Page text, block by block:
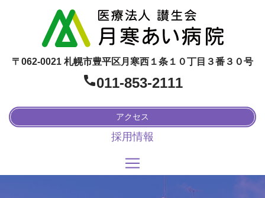
〒062-0021 札幌市豊平区月寒西１条１０丁目３番３０号
011-853-2111
アクセス
採用情報